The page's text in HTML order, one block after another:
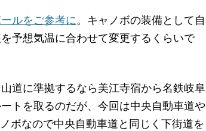
ルをご参考に。キャノボの装備として自
予想気温に合わせて変更するくらいで
道に準拠するなら美江寺宿から名鉄岐阜
トを取るのだが、今回は中央自動車道や
ボなので中央自動車道と同じく下街道を